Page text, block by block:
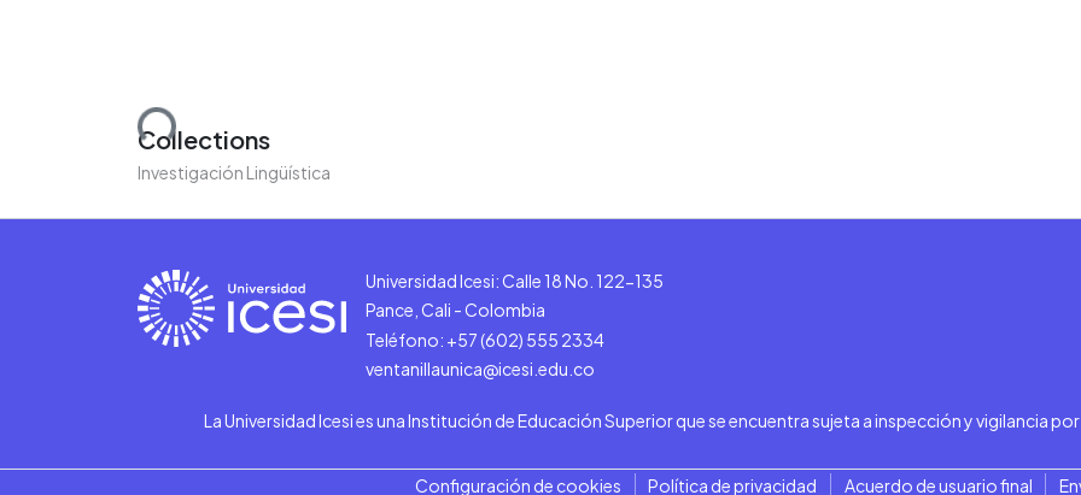
Loading...
Collections
Investigación Lingüística
Universidad Icesi: Calle 18 No. 122-135
Pance, Cali - Colombia
Teléfono: +57 (602) 555 2334
ventanillaunica@icesi.edu.co
La Universidad Icesi es una Institución de Educación Superior que se encuentra sujeta a inspección y vigilancia
Configuración de cookies Política de privacidad Acuerdo de usuario final